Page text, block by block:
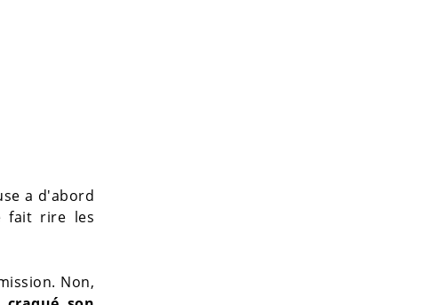
a d'abord
fait rire les
Non,